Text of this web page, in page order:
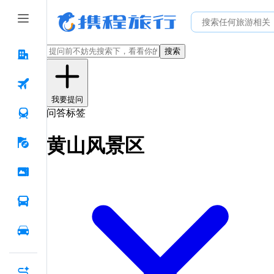
搜索
我要提问
问答标签
黄山风景区